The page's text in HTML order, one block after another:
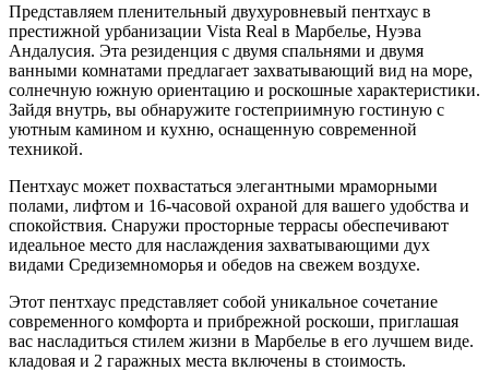
Представляем пленительный двухуровневый пентхаус в
престижной урбанизации Vista Real в Марбелье, Нуэва
Андалусия. Эта резиденция с двумя спальнями и двумя
ванными комнатами предлагает захватывающий вид на море,
солнечную южную ориентацию и роскошные характеристики.
Зайдя внутрь, вы обнаружите гостеприимную гостиную с
уютным камином и кухню, оснащенную современной
техникой.
Пентхаус может похвастаться элегантными мраморными
полами, лифтом и 16-часовой охраной для вашего удобства и
спокойствия. Снаружи просторные террасы обеспечивают
идеальное место для наслаждения захватывающими дух
видами Средиземноморья и обедов на свежем воздухе. ‌
Этот ‌пентхаус ‌представляет ‌собой уникальное ‌сочетание
современного ‌комфорта и прибрежной роскоши, приглашая
вас насладиться стилем ‌жизни в ‌Марбелье в ‌его лучшем виде.
кладовая ‌и ‌2 ‌гаражных ‌места ‌включены ‌в ‌стоимость.